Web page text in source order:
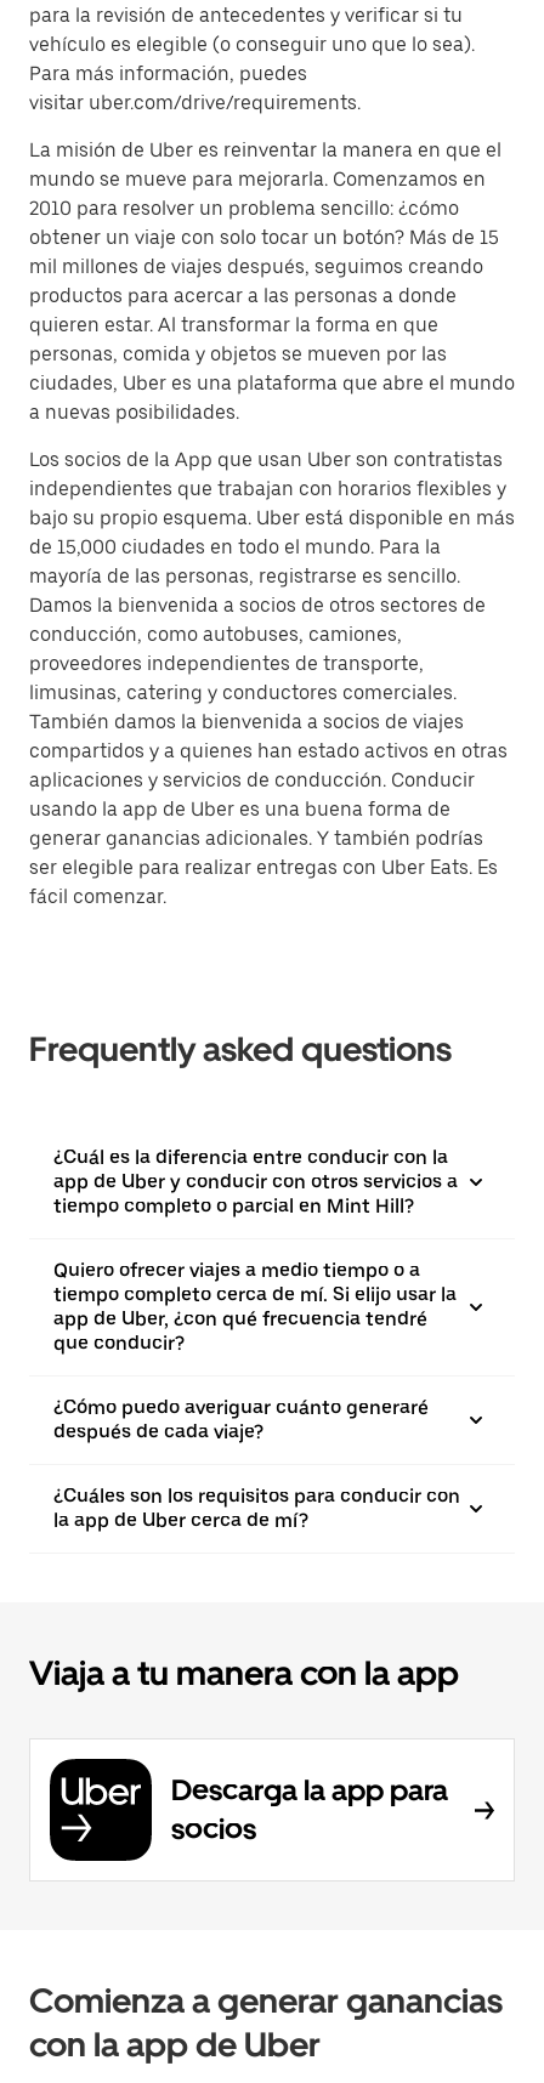
para la revisión de antecedentes y verificar si tu
vehículo es elegible (o conseguir uno que lo sea).
Para más información, puedes
visitar uber.com/drive/requirements.
La misión de Uber es reinventar la manera en que el
mundo se mueve para mejorarla. Comenzamos en
2010 para resolver un problema sencillo: ¿cómo
obtener un viaje con solo tocar un botón? Más de 15
mil millones de viajes después, seguimos creando
productos para acercar a las personas a donde
quieren estar. Al transformar la forma en que
personas, comida y objetos se mueven por las
ciudades, Uber es una plataforma que abre el mundo
a nuevas posibilidades.
Los socios de la App que usan Uber son contratistas
independientes que trabajan con horarios flexibles y
bajo su propio esquema. Uber está disponible en más
de 15,000 ciudades en todo el mundo. Para la
mayoría de las personas, registrarse es sencillo.
Damos la bienvenida a socios de otros sectores de
conducción, como autobuses, camiones,
proveedores independientes de transporte,
limusinas, catering y conductores comerciales.
También damos la bienvenida a socios de viajes
compartidos y a quienes han estado activos en otras
aplicaciones y servicios de conducción. Conducir
usando la app de Uber es una buena forma de
generar ganancias adicionales. Y también podrías
ser elegible para realizar entregas con Uber Eats. Es
fácil comenzar.
Frequently asked questions
¿Cuál es la diferencia entre conducir con la
app de Uber y conducir con otros servicios a
tiempo completo o parcial en Mint Hill?
Quiero ofrecer viajes a medio tiempo o a
tiempo completo cerca de mí. Si elijo usar la
app de Uber, ¿con qué frecuencia tendré
que conducir?
¿Cómo puedo averiguar cuánto generaré
después de cada viaje?
¿Cuáles son los requisitos para conducir con
la app de Uber cerca de mí?
Viaja a tu manera con la app
Descarga la app para
socios
Comienza a generar ganancias
con la app de Uber